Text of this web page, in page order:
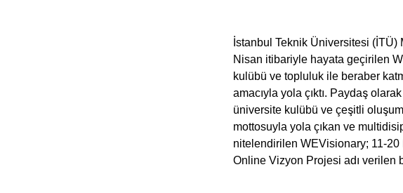
İstanbul Teknik Üniversitesi (İTÜ)
Nisan itibariyle hayata geçirilen
kulübü ve topluluk ile beraber
amacıyla yola çıktı. Paydaş
üniversite kulübü ve çeşitli
mottosuyla yola çıkan ve
nitelendirilen WEVisionary; 11-20
Online Vizyon Projesi adı verilen